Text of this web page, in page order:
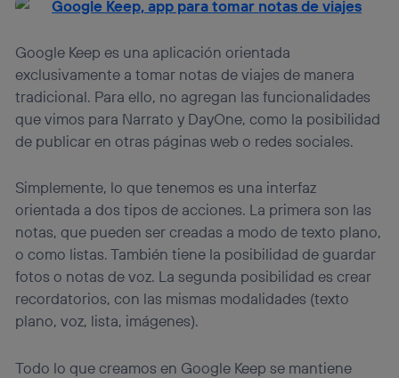
Google Keep es una aplicación orientada
exclusivamente a tomar notas de viajes de manera
tradicional. Para ello, no agregan las funcionalidades
que vimos para Narrato y DayOne, como la posibilidad
de publicar en otras páginas web o redes sociales.
Simplemente, lo que tenemos es una interfaz
orientada a dos tipos de acciones. La primera son las
notas, que pueden ser creadas a modo de texto plano,
o como listas. También tiene la posibilidad de guardar
fotos o notas de voz. La segunda posibilidad es crear
recordatorios, con las mismas modalidades (texto
plano, voz, lista, imágenes).
Todo lo que creamos en Google Keep se mantiene